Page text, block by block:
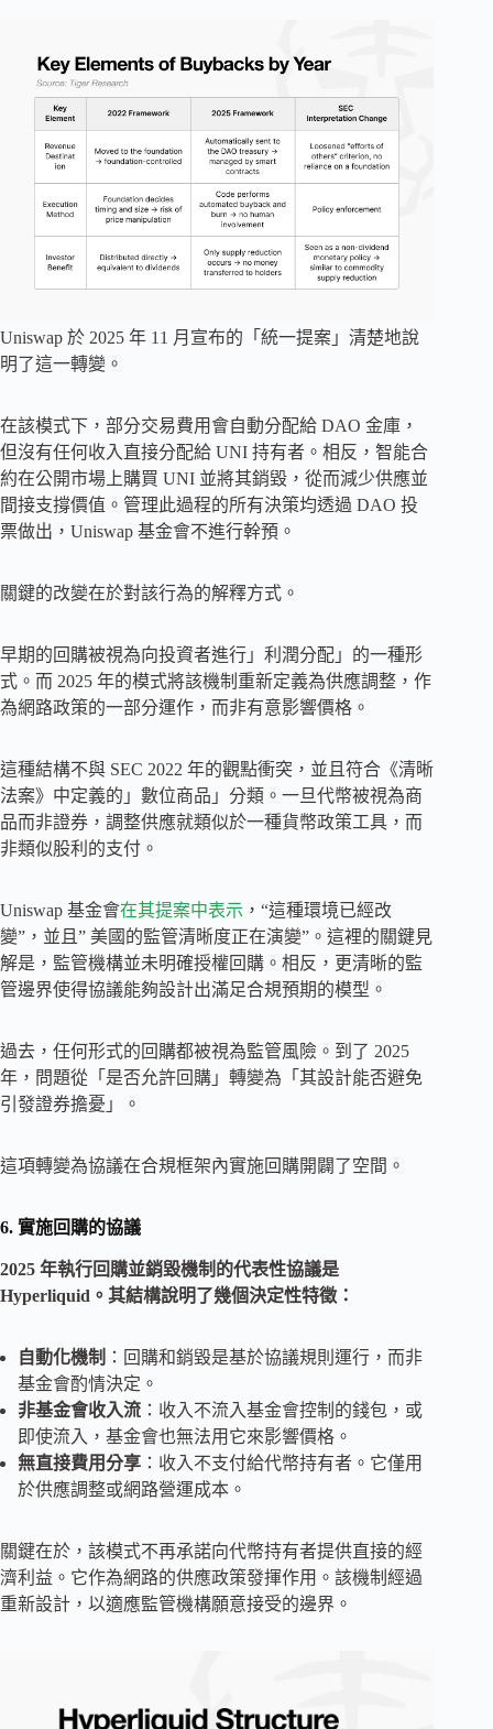
Uniswap 於 2025 年 11 月宣布的「統一提案」清楚地說
明了這一轉變。
在該模式下，部分交易費用會自動分配給 DAO 金庫，
但沒有任何收入直接分配給 UNI 持有者。相反，智能合
約在公開市場上購買 UNI 並將其銷毀，從而減少供應並
間接支撐價值。管理此過程的所有決策均透過 DAO 投
票做出，Uniswap 基金會不進行幹預。
關鍵的改變在於對該行為的解釋方式。
早期的回購被視為向投資者進行」利潤分配」的一種形
式。而 2025 年的模式將該機制重新定義為供應調整，作
為網路政策的一部分運作，而非有意影響價格。
這種結構不與 SEC 2022 年的觀點衝突，並且符合《清晰
法案》中定義的」數位商品」分類。一旦代幣被視為商
品而非證券，調整供應就類似於一種貨幣政策工具，而
非類似股利的支付。
Uniswap 基金會在其提案中表示 ，“這種環境已經改
變”，並且” 美國的監管清晰度正在演變”。這裡的關鍵見
解是，監管機構並未明確授權回購。相反，更清晰的監
管邊界使得協議能夠設計出滿足合規預期的模型。
過去，任何形式的回購都被視為監管風險。到了 2025
年，問題從「是否允許回購」轉變為「其設計能否避免
引發證券擔憂」。
這項轉變為協議在合規框架內實施回購開闢了空間。
6. 實施回購的協議
2025 年執行回購並銷毀機制的代表性協議是
Hyperliquid。其結構說明了幾個決定性特徵：
自動化機制 ：回購和銷毀是基於協議規則運行，而非
基金會酌情決定。
非基金會收入流 ：收入不流入基金會控制的錢包，或
即使流入，基金會也無法用它來影響價格。
無直接費用分享 ：收入不支付給代幣持有者。它僅用
於供應調整或網路營運成本。
關鍵在於，該模式不再承諾向代幣持有者提供直接的經
濟利益。它作為網路的供應政策發揮作用。該機制經過
重新設計，以適應監管機構願意接受的邊界。